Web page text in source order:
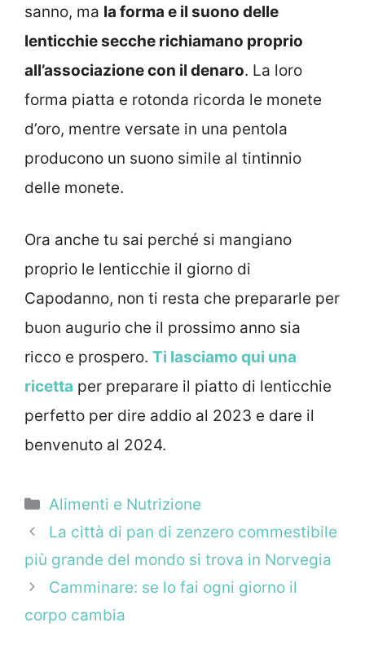
sanno, ma la forma e il suono delle
lenticchie secche richiamano proprio
all’associazione con il denaro. La loro
forma piatta e rotonda ricorda le monete
d’oro, mentre versate in una pentola
producono un suono simile al tintinnio
delle monete.
Ora anche tu sai perché si mangiano
proprio le lenticchie il giorno di
Capodanno, non ti resta che prepararle per
buon augurio che il prossimo anno sia
ricco e prospero. Ti lasciamo qui una
ricetta per preparare il piatto di lenticchie
perfetto per dire addio al 2023 e dare il
benvenuto al 2024.
Categorie
Alimenti e Nutrizione
La città di pan di zenzero commestibile
più grande del mondo si trova in Norvegia
Camminare: se lo fai ogni giorno il
corpo cambia